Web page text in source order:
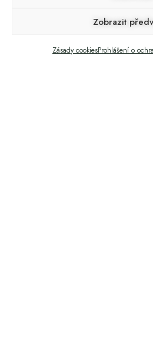
Zobrazit
Zásady cookiesProhlášení o
Pondělí, středa